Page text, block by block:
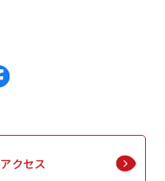
アクセス